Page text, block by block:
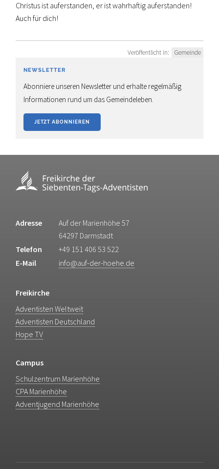
Christus ist auferstanden, er ist wahrhaftig auferstanden!
Auch für dich!
Veröffentlicht in: Gemeinde
NEWSLETTER
Abonniere unseren Newsletter und erhalte regelmäßig
Informationen rund um das Gemeindeleben.
JETZT ABONNIEREN
Adresse
Auf der Marienhöhe 57
64297 Darmstadt
Telefon
+49 151 406 53 522
E-Mail
info@auf-der-hoehe.de
Freikirche
Adventisten Weltweit
Adventisten Deutschland
Hope TV
Campus
Schulzentrum Marienhöhe
CPA Marienhöhe
Adventjugend Marienhöhe